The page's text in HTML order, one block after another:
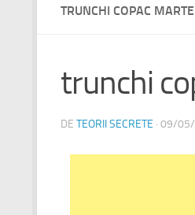
TRUNCHI COPAC MARTE
trunchi
DE TEORII SECRETE · 09/